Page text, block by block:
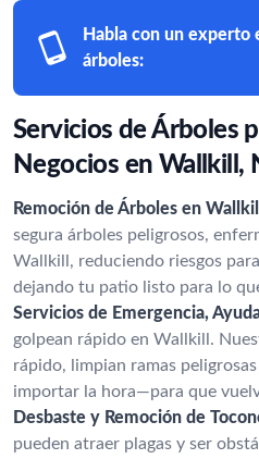
Habla con un experto
árboles:
Servicios de Árboles
Negocios en Wallkill,
Remoción de Árboles en
segura árboles peligrosos,
Wallkill, reduciendo riesgos
dejando tu patio listo para lo
Servicios de Emergencia,
golpean rápido en Wallkill.
rápido, limpian ramas
importar la hora—para que
Desbaste y Remoción de
pueden atraer plagas y ser